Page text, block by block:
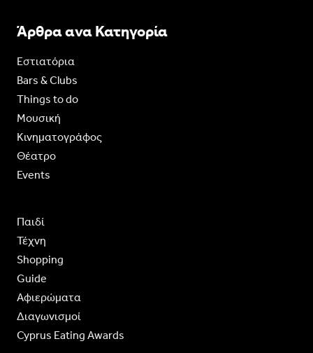
Άρθρα ανα Κατηγορία
Εστιατόρια
Bars & Clubs
Things to do
Moυσική
Κινηματογράφος
Θέατρο
Events
Παιδί
Τέχνη
Shopping
Guide
Aφιερώματα
Διαγωνισμοί
Cyprus Eating Awards